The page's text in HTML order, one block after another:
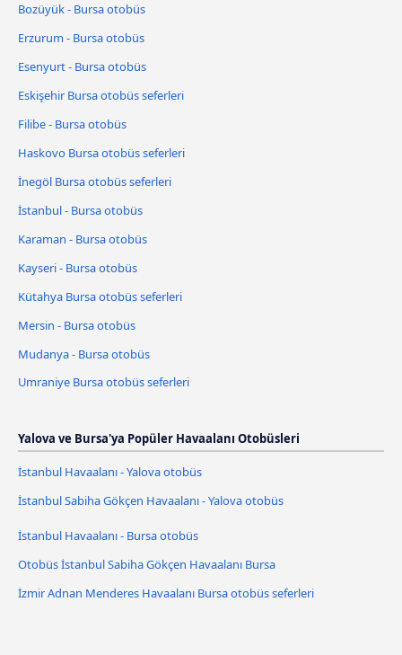
Bozüyük - Bursa otobüs
Erzurum - Bursa otobüs
Esenyurt - Bursa otobüs
Eskişehir Bursa otobüs seferleri
Filibe - Bursa otobüs
Haskovo Bursa otobüs seferleri
İnegöl Bursa otobüs seferleri
İstanbul - Bursa otobüs
Karaman - Bursa otobüs
Kayseri - Bursa otobüs
Kütahya Bursa otobüs seferleri
Mersin - Bursa otobüs
Mudanya - Bursa otobüs
Umraniye Bursa otobüs seferleri
Yalova ve Bursa'ya Popüler Havaalanı Otobüsleri
İstanbul Havaalanı - Yalova otobüs
İstanbul Sabiha Gökçen Havaalanı - Yalova otobüs
İstanbul Havaalanı - Bursa otobüs
Otobüs İstanbul Sabiha Gökçen Havaalanı Bursa
İzmir Adnan Menderes Havaalanı Bursa otobüs seferleri